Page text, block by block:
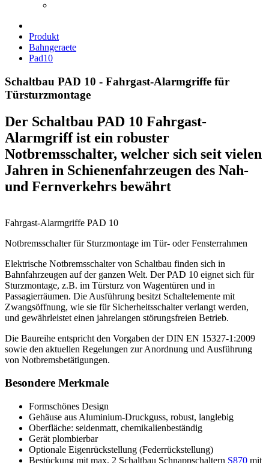
Produkt
Bahngeraete
Pad10
Schaltbau PAD 10 - Fahrgast-Alarmgriffe für
Türsturzmontage
Der Schaltbau PAD 10 Fahrgast-
Alarmgriff ist ein robuster
Notbremsschalter, welcher sich seit vielen
Jahren in Schienenfahrzeugen des Nah-
und Fernverkehrs bewährt
Fahrgast-Alarmgriffe PAD 10
Notbremsschalter für Sturzmontage im Tür- oder Fensterrahmen
Elektrische Notbremsschalter von Schaltbau finden sich in
Bahnfahrzeugen auf der ganzen Welt. Der PAD 10 eignet sich für
Sturzmontage, z.B. im Türsturz von Wagentüren und in
Passagierräumen. Die Ausführung besitzt Schaltelemente mit
Zwangsöffnung, wie sie für Sicherheitsschalter verlangt werden,
und gewährleistet einen jahrelangen störungsfreien Betrieb.
Die Baureihe entspricht den Vorgaben derDIN EN 15327-1:2009
sowie den aktuellen Regelungen zur Anordnung und Ausführung
von Notbrems­betätigungen.
Besondere Merkmale
Formschönes Design
Gehäuse aus Aluminium-Druckguss, robust, langlebig
Oberfläche: seidenmatt, chemikalienbeständig
Gerät plombierbar
Optionale Eigenrückstellung (Federrückstellung)
Bestückung mit max. 2 Schaltbau Schnappschaltern S870 mit